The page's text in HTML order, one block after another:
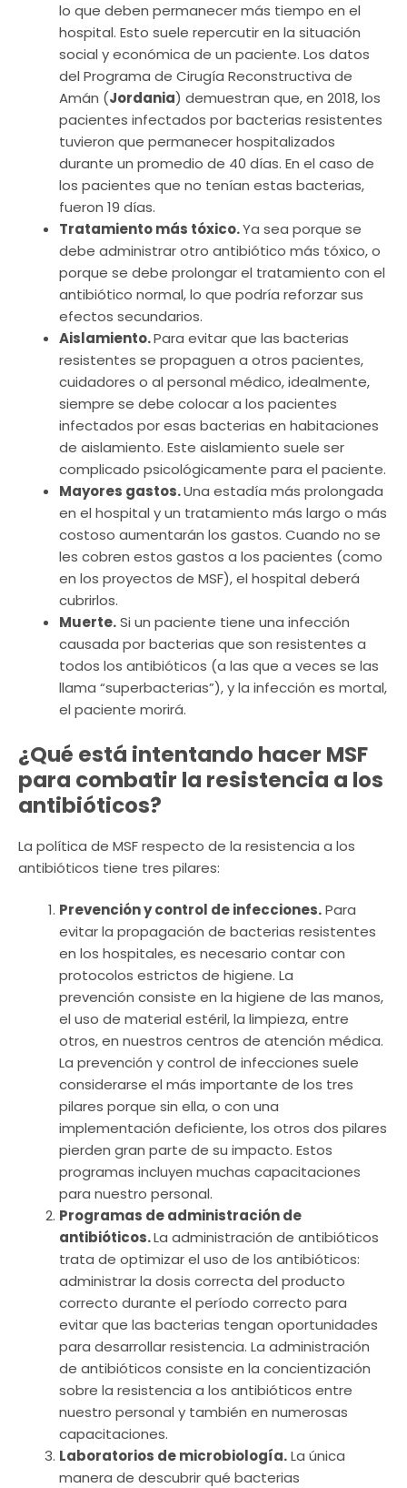
lo que deben permanecer más tiempo en el
hospital. Esto suele repercutir en la situación
social y económica de un paciente. Los datos
del Programa de Cirugía Reconstructiva de
Amán (Jordania) demuestran que, en 2018, los
pacientes infectados por bacterias resistentes
tuvieron que permanecer hospitalizados
durante un promedio de 40 días. En el caso de
los pacientes que no tenían estas bacterias,
fueron 19 días.
Tratamiento más tóxico.Ya sea porque se
debe administrar otro antibiótico más tóxico, o
porque se debe prolongar el tratamiento con el
antibiótico normal, lo que podría reforzar sus
efectos secundarios.
Aislamiento.Para evitar que las bacterias
resistentes se propaguen a otros pacientes,
cuidadores o al personal médico, idealmente,
siempre se debe colocar a los pacientes
infectados por esas bacterias en habitaciones
de aislamiento. Este aislamiento suele ser
complicado psicológicamente para el paciente.
Mayores gastos.Una estadía más prolongada
en el hospital y un tratamiento más largo o más
costoso aumentarán los gastos. Cuando no se
les cobren estos gastos a los pacientes (como
en los proyectos de MSF), el hospital deberá
cubrirlos.
Muerte.Si un paciente tiene una infección
causada por bacterias que son resistentes a
todos los antibióticos (a las que a veces se las
llama “superbacterias”), y la infección es mortal,
el paciente morirá.
¿Qué está intentando hacer MSF
para combatir la resistencia a los
antibióticos?
La política de MSF respecto de la resistencia a los
antibióticos tiene tres pilares:
Prevención y control de infecciones.Para
evitar la propagación de bacterias resistentes
en los hospitales, es necesario contar con
protocolos estrictos de higiene. La
prevención consiste en la higiene de las manos,
el uso de material estéril, la limpieza, entre
otros, en nuestros centros de atención médica.
La prevención y control de infecciones suele
considerarse el más importante de los tres
pilares porque sin ella, o con una
implementación deficiente, los otros dos pilares
pierden gran parte de su impacto. Estos
programas incluyen muchas capacitaciones
para nuestro personal.
Programas de administración de
antibióticos.La administración de antibióticos
trata de optimizar el uso de los antibióticos:
administrar la dosis correcta del producto
correcto durante el período correcto para
evitar que las bacterias tengan oportunidades
para desarrollar resistencia. La administración
de antibióticos consiste en la concientización
sobre la resistencia a los antibióticos entre
nuestro personal y también en numerosas
capacitaciones.
Laboratorios de microbiología.La única
manera de descubrir qué bacterias